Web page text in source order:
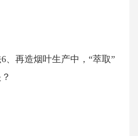
、再造烟叶生产中，“萃取”